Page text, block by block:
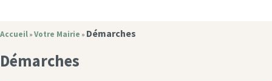
Accueil » Votre Mairie » Démarches
Démarches